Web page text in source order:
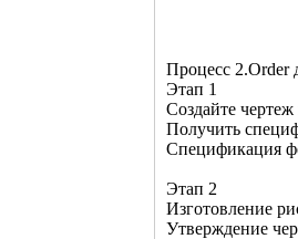
Процесс 2.Order
Этап 1
Создайте
Получить
Спецификация
Этап 2
Изготовление
Утверждение